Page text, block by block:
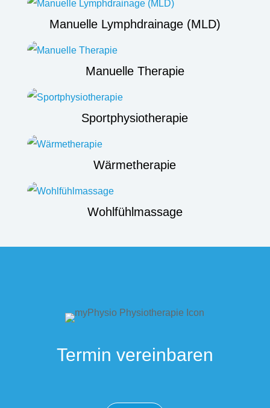
Manuelle Lymphdrainage (MLD)
Manuelle Therapie
Sportphysiotherapie
Wärmetherapie
Wohlfühlmassage
Termin vereinbaren